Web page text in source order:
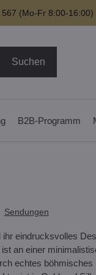
(Mo-Fr 8:00-16:00)
Suchen
B2B-Programm
Sendungen
eindrucksvolles
an einer
echtes böhmisches